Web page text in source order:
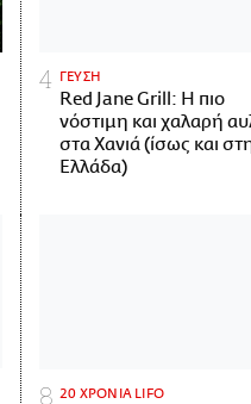
ΓΕΥΣΗ
Red Jane Grill: Η πιο
νόστιμη και χαλαρή
στα Χανιά (ίσως και
Ελλάδα)
20 ΧΡΟΝΙΑ LIFO